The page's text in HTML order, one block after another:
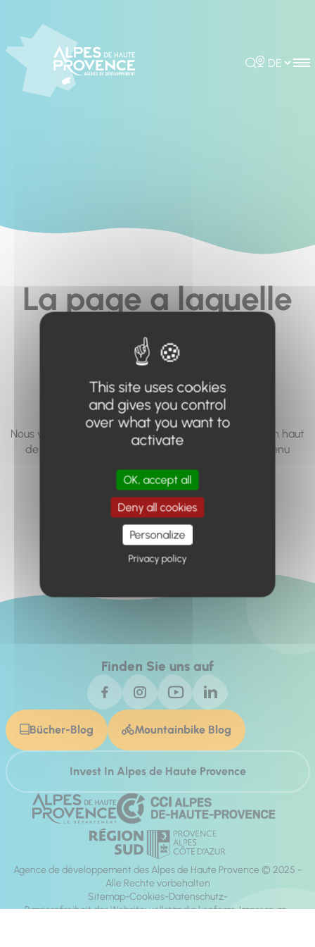
Rechercher
Choisir la
La page a laquelle
vous cherchez à
accéder n'existe
pas... ou plus.
Nous vous invitons à utiliser le moteur de recherche en haut
de page, ou à utiliser le menu pour trouver le contenu
Retour à l'accueil
Finden Sie uns auf
Bücher-Blog Mountainbike Blog
Invest In Alpes de Haute Provence
Agence de développement des Alpes de Haute Provence © 2025 -
Alle Rechte vorbehalten
Sitemap Cookies Datenschutz
Barrierefreiheit der Website: vollständig konform Impressum
This site uses cookies
and gives you control
over what you want to
activate
OK, accept all
Deny all cookies
Personalize
Privacy policy